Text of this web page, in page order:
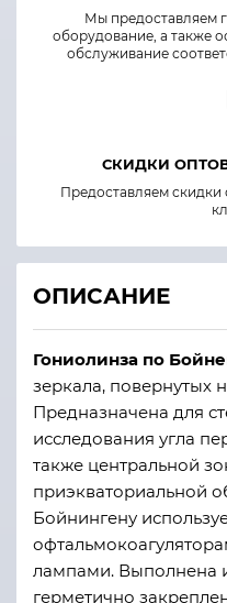
Мы предоставляем
оборудование, а также
обслуживание
СКИДКИ
Предоставляем
ОПИСАНИЕ
Гониолинза по
зеркала, повернутых
Предназначена для
исследования угла
также центральной
приэкваториальной
Бойнингену
лампами. Выполнена
герметично